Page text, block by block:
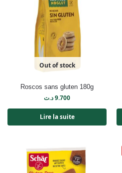
Out of stock
Roscos sans gluten 180g
9.700د.ت
Lire la suite